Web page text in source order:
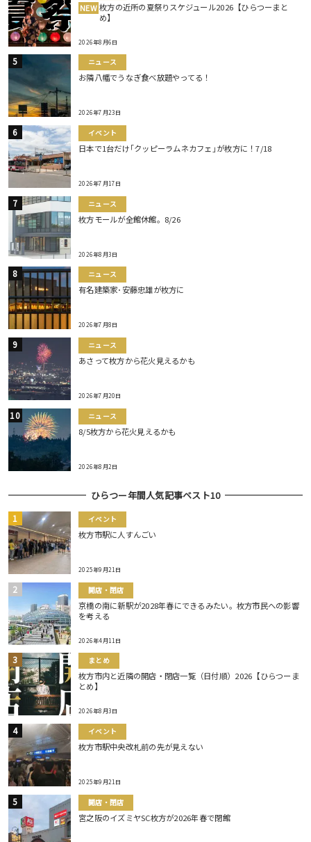
NEW 枚方の近所の夏祭りスケジュール2026【ひらつーまと
め】
2026年8月6日
ニュース
お隣八幡でうなぎ食べ放題やってる！
2026年7月23日
イベント
日本で1台だけ｢クッピーラムネカフェ｣が枚方に！7/18
2026年7月17日
ニュース
枚方モールが全館休館。8/26
2026年8月3日
ニュース
有名建築家･安藤忠雄が枚方に
2026年7月8日
ニュース
あさって枚方から花火見えるかも
2026年7月20日
ニュース
8/5枚方から花火見えるかも
2026年8月2日
ひらつー年間人気記事ベスト10
イベント
枚方市駅に人すんごい
2025年9月21日
開店・閉店
京橋の南に新駅が2028年春にできるみたい。枚方市民への影響
を考える
2026年4月11日
まとめ
枚方市内と近隣の開店・閉店一覧（日付順）2026【ひらつーま
とめ】
2026年8月3日
イベント
枚方市駅中央改札前の先が見えない
2025年9月21日
開店・閉店
宮之阪のイズミヤSC枚方が2026年春で閉館